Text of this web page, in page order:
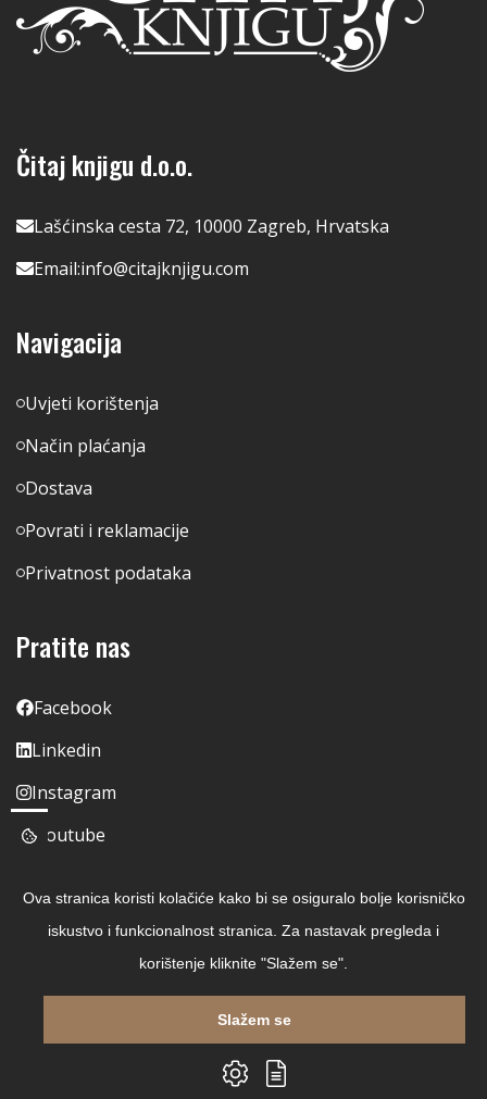
Čitaj knjigu d.o.o.
Lašćinska cesta 72, 10000 Zagreb, Hrvatska
Email:info@citajknjigu.com
Navigacija
Uvjeti korištenja
Način plaćanja
Dostava
Povrati i reklamacije
Privatnost podataka
Pratite nas
Facebook
Linkedin
Instagram
Youtube
Copyright © 2026 Čitaj Knjigu
Ova stranica koristi kolačiće kako bi se osiguralo bolje korisničko
iskustvo i funkcionalnost stranica. Za nastavak pregleda i
korištenje kliknite "Slažem se".
Slažem se